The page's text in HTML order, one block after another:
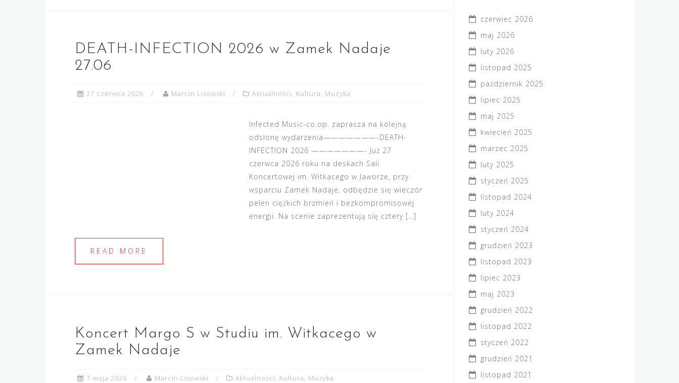
DEATH-INFECTION 2026 w Zamek Nadaje
27.06
27 czerwca 2026 Marcin Lisowski Aktualności, Kultura, Muzyka
Infected Music-co.op. zaprasza na kolejną
odsłonę wydarzenia———————-DEATH-
INFECTION 2026 ———————- Już 27
czerwca 2026 roku na deskach Sali
Koncertowej im. Witkacego w Jaworze, przy
wsparciu Zamek Nadaje, odbędzie się wieczór
pełen ciężkich brzmień i bezkompromisowej
energii. Na scenie zaprezentują się cztery […]
READ MORE
Koncert Margo S w Studiu im. Witkacego w
Zamek Nadaje
7 maja 2026 Marcin Lisowski Aktualności, Kultura, Muzyka
czerwiec 2026
maj 2026
luty 2026
listopad 2025
październik 2025
lipiec 2025
maj 2025
kwiecień 2025
marzec 2025
luty 2025
styczeń 2025
listopad 2024
luty 2024
styczeń 2024
grudzień 2023
listopad 2023
lipiec 2023
maj 2023
grudzień 2022
listopad 2022
styczeń 2022
grudzień 2021
listopad 2021